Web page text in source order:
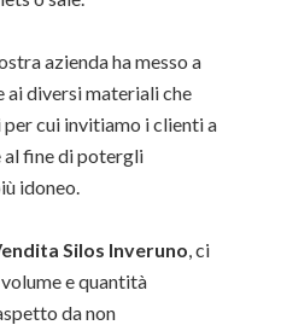
azienda ha messo a
ai diversi materiali che
cui invitiamo i clienti a
al fine di potergli
idoneo.
Silos Inveruno, ci
e quantità
da non